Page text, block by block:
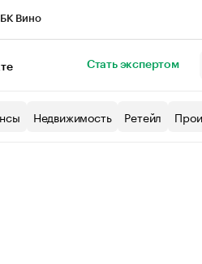
Вино
Стать экспертом
Недвижимость Ретейл